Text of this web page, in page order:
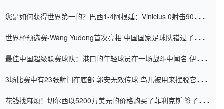
您是如何获得世界第一的？巴西1-4阿根廷：Vinicius 0射击90分钟
世界杯预选赛-Wang Yudong首次亮相 中国国家足球队错过了世界
最佳中国超级联赛球队：港口的年轻球员在一场战斗中闻名 伊万放
3场比赛中有23张射门在底部 郭安无效传球 鸟儿被用来摆脱它
花钱找麻烦！切尔西以5200万美元的价格购买了菲利克斯 签了7年